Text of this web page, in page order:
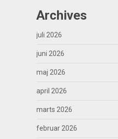
Archives
juli 2026
juni 2026
maj 2026
april 2026
marts 2026
februar 2026